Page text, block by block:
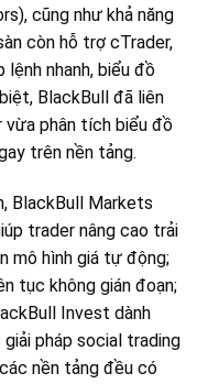
cũng như khả năng
còn hỗ trợ cTrader,
nhanh, biểu đồ
BlackBull đã liên
vừa phân tích biểu đồ
trên nền tảng.
BlackBull Markets
trader nâng cao trải
mô hình giá tự động;
tục không gián đoạn;
Invest dành
pháp social trading
nền tảng đều có